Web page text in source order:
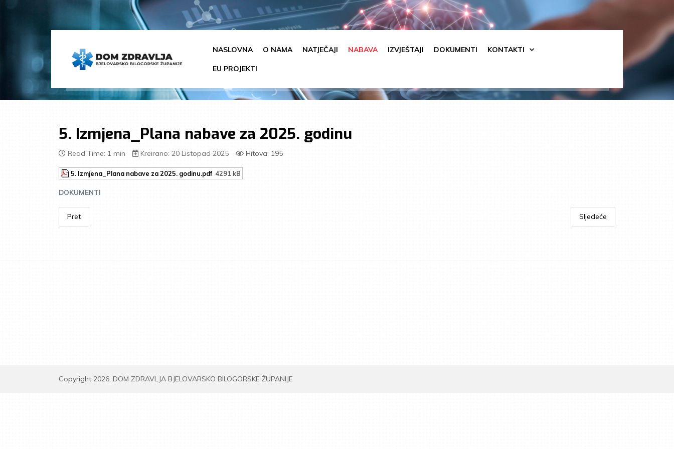
NASLOVNA O NAMA NATJEČAJI NABAVA IZVJEŠTAJI DOKUMENTI KONTAKTI
EU PROJEKTI
5. Izmjena_Plana nabave za 2025. godinu
Read Time: 1 min Kreirano: 20 Listopad 2025 Hitova: 195
DOKUMENTI
5. Izmjena_Plana nabave za 2025. godinu.pdf 4291 kB
Pret Sljedeće
Copyright 2026, DOM ZDRAVLJA BJELOVARSKO BILOGORSKE ŽUPANIJE